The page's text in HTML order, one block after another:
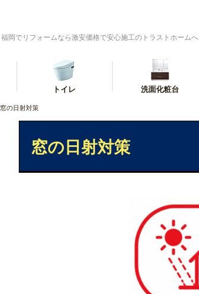
福岡でリフォームなら激安価格で安心施工のトラストホームへ
トイレ 洗面化粧台
窓の日射対策
窓の日射対策